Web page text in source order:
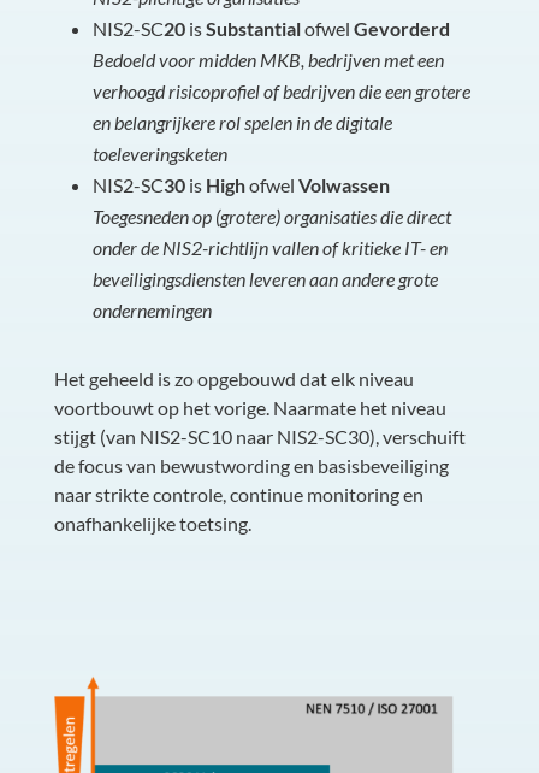
NIS2-SC20 isSubstantialofwel Gevorderd
Bedoeld voor midden MKB, bedrijven met een
verhoogd risicoprofiel of bedrijven die een grotere
en belangrijkere rol spelen in de digitale
toeleveringsketen
NIS2-SC30 is Highofwel Volwassen
Toegesneden op (grotere) organisaties die direct
onder de NIS2-richtlijn vallen of kritieke IT- en
beveiligingsdiensten leveren aan andere grote
ondernemingen
Het geheeld is zo opgebouwd dat elk niveau
voortbouwt op het vorige. Naarmate het niveau
stijgt (van NIS2-SC10naar NIS2-SC30), verschuift
de focus van bewustwording en basisbeveiliging
naar strikte controle, continue monitoring en
onafhankelijke toetsing.